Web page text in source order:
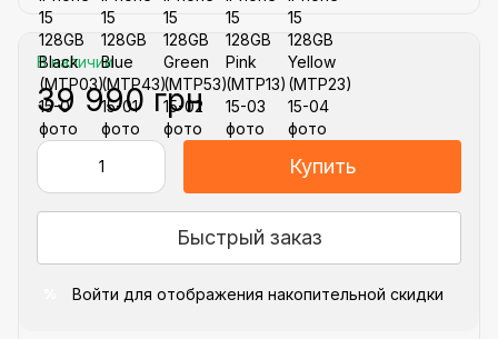
В наличии
39 990 грн
Купить
Быстрый заказ
Войти для отображения накопительной скидки